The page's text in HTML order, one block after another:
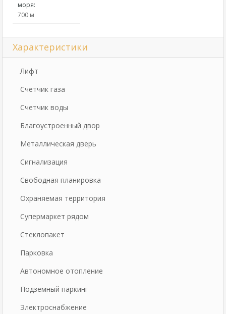
моря:
700 м
Характеристики
Лифт
Счетчик газа
Счетчик воды
Благоустроенный двор
Металлическая дверь
Сигнализация
Свободная планировка
Охраняемая территория
Супермаркет рядом
Стеклопакет
Парковка
Автономное отопление
Подземный паркинг
Электроснабжение